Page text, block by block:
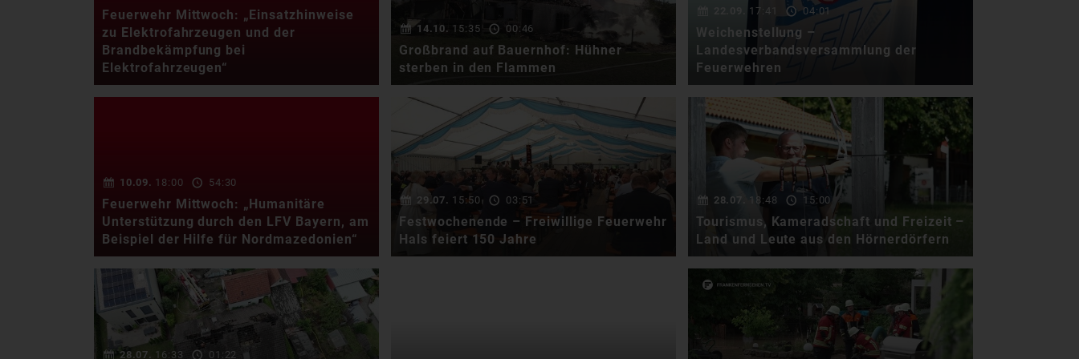
Brandstiftung all
das sind Einsätze, für die …
Auhofstraße ein schwerer …
Feuerwehr Mittwoch: „Einsatzhinweise
zu Elektrofahrzeugen und der
Brandbekämpfung bei
Elektrofahrzeugen“
LFV Bayern werden …
14.10. 15:35 00:46
Großbrand auf Bauernhof: Hühner
sterben in den Flammen
Im Burglengenfelder Ortsteil
Pilsheim ist heute Vormittag
ein Großbrand auf …
17:41 04:01
Weichenstellung –
Landesverbandsversammlung der
Feuerwehren
Sei es früh oder spät, Brand
oder Autounfall, stehen die
Helferinnen und …
10.09. 18:00 54:30
Feuerwehr Mittwoch: „Humanitäre
Unterstützung durch den LFV Bayern, am
Beispiel der Hilfe für Nordmazedonien“
In der Onlinereihe „Feuerwehr
Mittwoch“ zur Facharbeit im
LFV Bayern werden …
29.07. 15:50 03:51
Festwochenende – Freiwillige Feuerwehr
Hals feiert 150 Jahre
28.07. 18:48 15:00
Tourismus, Kameradschaft und Freizeit –
Land und Leute aus den Hörnerdörfern
Stefan Volgmann, ein
Wanderbegeisterter der
Besucherinnen und Besucher
28.07. 16:33 01:22